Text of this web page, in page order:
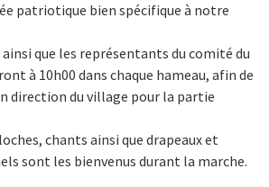
patriotique bien spécifique à notre
ainsi que les représentants du comité du
à 10h00 dans chaque hameau, afin de
direction du village pour la partie
chants ainsi que drapeaux et
sont les bienvenus durant la marche.